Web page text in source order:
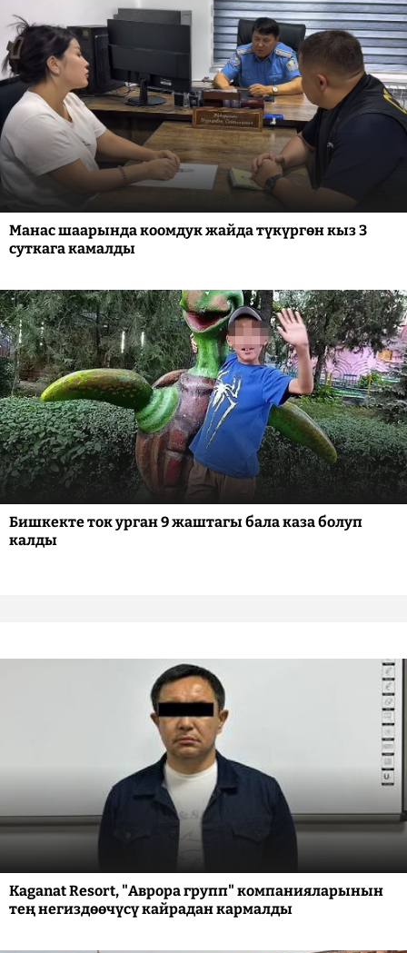
Манас шаарында коомдук жайда түкүргөн кыз 3
суткага камалды
Бишкекте ток урган 9 жаштагы бала каза болуп
калды
Kaganat Resort, "Аврора групп" компанияларынын
тең негиздөөчүсү кайрадан кармалды